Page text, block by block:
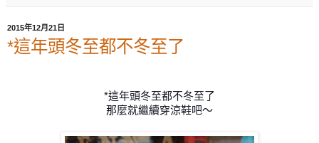
2015年12月21日
*這年頭冬至都不冬至了
*這年頭冬至都不冬至了
那麼就繼續穿涼鞋吧～